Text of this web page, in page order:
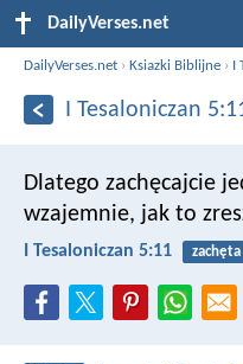
DailyVerses.net
DailyVerses.net ›Ksiazki Biblijne › I
I Tesaloniczan
Dlatego zachęcajcie
wzajemnie, jak to
I Tesaloniczan 5:11 zachęta